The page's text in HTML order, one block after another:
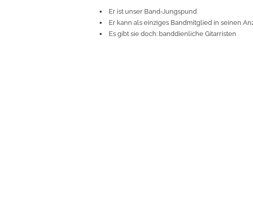
Er ist unser Band-Jungspund
Er kann als einziges Bandmitglied in seinen
Es gibt sie doch: banddienliche Gitarristen